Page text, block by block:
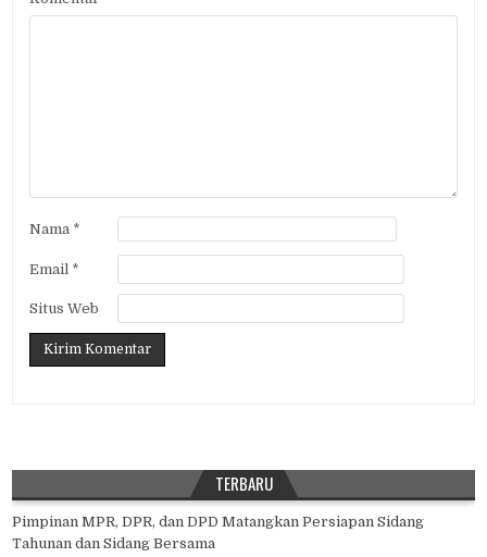
Nama *
Email *
Situs Web
TERBARU
Pimpinan MPR, DPR, dan DPD Matangkan Persiapan Sidang
Tahunan dan Sidang Bersama